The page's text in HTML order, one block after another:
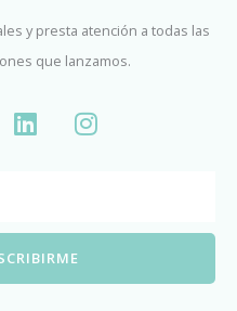
y presta atención a todas las
que lanzamos.
L
i
d
i
n
I
n
g
a